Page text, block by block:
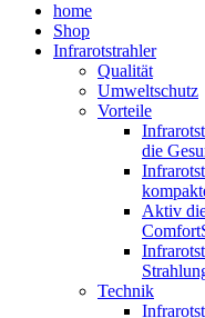
home
Shop
Infrarotstrahler
Qualität
Umweltschutz
Vorteile
die
Aktiv
Technik